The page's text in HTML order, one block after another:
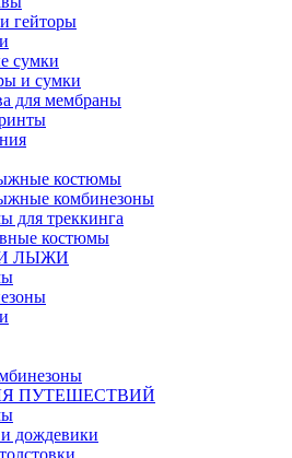
гейторы
сумки
и сумки
для мембраны
костюмы
комбинезоны
для треккинга
костюмы
ЛЫЖИ
ПУТЕШЕСТВИЙ
дождевики